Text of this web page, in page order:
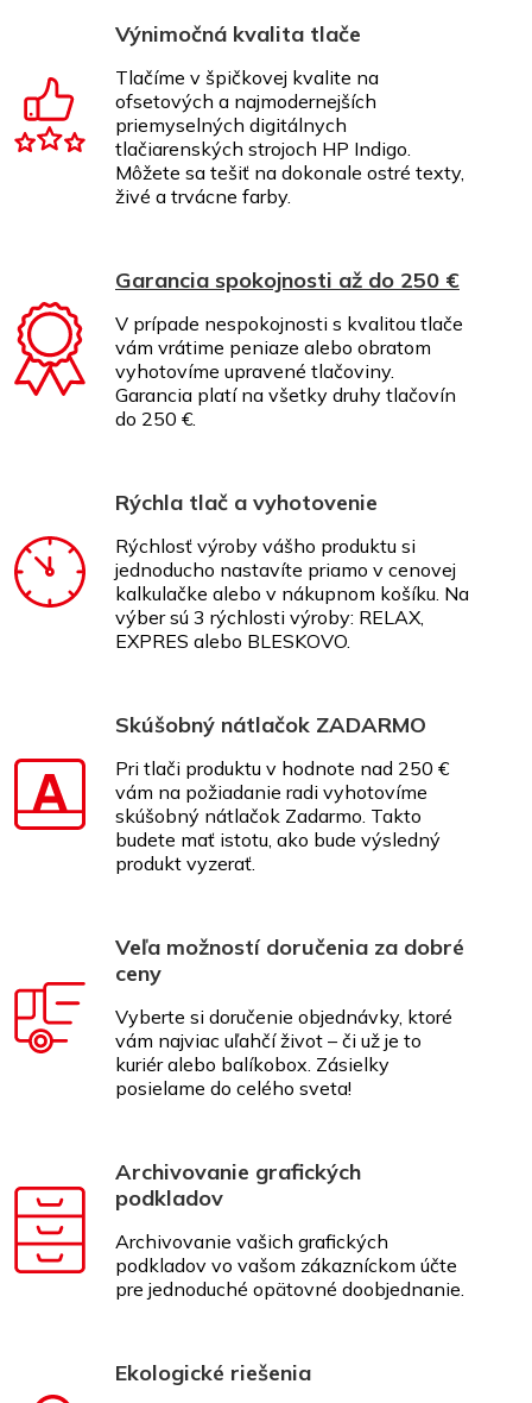
Výnimočná kvalita tlače
Tlačíme v špičkovej kvalite na
ofsetových a najmodernejších
priemyselných digitálnych
tlačiarenských strojoch HP Indigo.
Môžete sa tešiť na dokonale ostré texty,
živé a trvácne farby.
Garancia spokojnosti až do 250 €
V prípade nespokojnosti s kvalitou tlače
vám vrátime peniaze alebo obratom
vyhotovíme upravené tlačoviny.
Garancia platí na všetky druhy tlačovín
do 250 €.
Rýchla tlač a vyhotovenie
Rýchlosť výroby vášho produktu si
jednoducho nastavíte priamo v cenovej
kalkulačke alebo v nákupnom košíku. Na
výber sú 3 rýchlosti výroby: RELAX,
EXPRES alebo BLESKOVO.
Skúšobný nátlačok ZADARMO
Pri tlači produktu v hodnote nad 250 €
vám na požiadanie radi vyhotovíme
skúšobný nátlačok Zadarmo. Takto
budete mať istotu, ako bude výsledný
produkt vyzerať.
Veľa možností doručenia za dobré
ceny
Vyberte si doručenie objednávky, ktoré
vám najviac uľahčí život – či už je to
kuriér alebo balíkobox. Zásielky
posielame do celého sveta!
Archivovanie grafických
podkladov
Archivovanie vašich grafických
podkladov vo vašom zákazníckom účte
pre jednoduché opätovné doobjednanie.
Ekologické riešenia